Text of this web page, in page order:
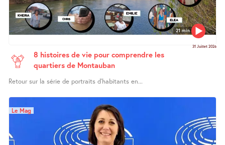
21 min
31 Juillet 2026
8 histoires de vie pour comprendre les
quartiers de Montauban
Retour sur la série de portraits d’habitants en...
Le Mag